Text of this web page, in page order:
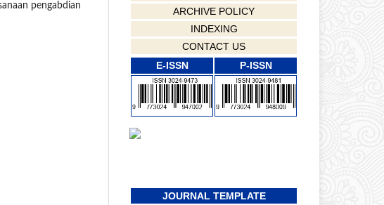
pengabdian
ARCHIVE POLICY
INDEXING
CONTACT US
E-ISSN
P-ISSN
JOURNAL TEMPLATE